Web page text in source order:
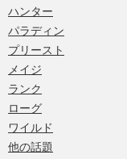
ハンター
パラディン
プリースト
メイジ
ランク
ローグ
ワイルド
他の話題